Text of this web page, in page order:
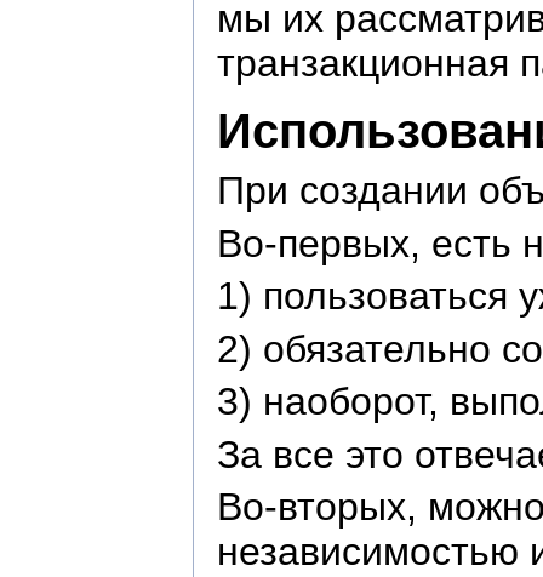
мы их
транзакционная
При создании
Во-первых, есть
1) пользоваться
2) обязательно
3) наоборот,
За все это
Во-вторых,
независимостью